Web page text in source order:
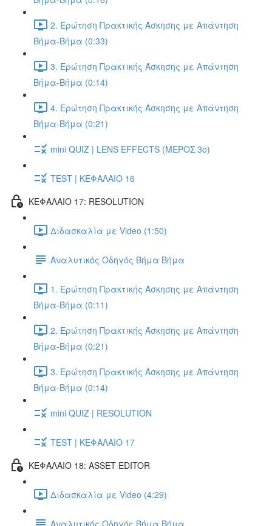
2. Ερώτηση Πρακτικής Άσκησης με Απάντηση
Βήμα-Βήμα (0:33)
3. Ερώτηση Πρακτικής Άσκησης με Απάντηση
Βήμα-Βήμα (0:14)
4. Ερώτηση Πρακτικής Άσκησης με Απάντηση
Βήμα-Βήμα (0:21)
mini QUIZ | LENS EFFECTS (ΜΕΡΟΣ 3o)
TEST | ΚΕΦΑΛΑΙΟ 16
ΚΕΦΑΛΑΙΟ 17: RESOLUTION
Διδασκαλία με Video (1:50)
Αναλυτικός Οδηγός Βήμα Βήμα
1. Ερώτηση Πρακτικής Άσκησης με Απάντηση
Βήμα-Βήμα (0:11)
2. Ερώτηση Πρακτικής Άσκησης με Απάντηση
Βήμα-Βήμα (0:21)
3. Ερώτηση Πρακτικής Άσκησης με Απάντηση
Βήμα-Βήμα (0:14)
mini QUIZ | RESOLUTION
TEST | ΚΕΦΑΛΑΙΟ 17
ΚΕΦΑΛΑΙΟ 18: ASSET EDITOR
Διδασκαλία με Video (4:29)
Αναλυτικός Οδηγός Βήμα Βήμα